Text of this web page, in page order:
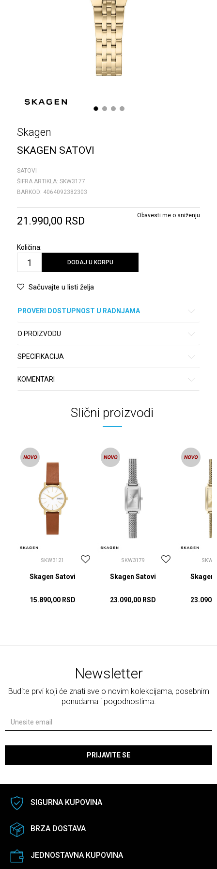
1 2 3 4
Skagen
SKAGEN SATOVI
SATOVI
ŠIFRA ARTIKLA: SKW3177
BARKOD: 4064092382303
21.990,00 RSD Obavesti me o sniženju
Količina:
DODAJ U KORPU
Sačuvajte u listi želja
PROVERI DOSTUPNOST U RADNJAMA
O PROIZVODU
SPECIFIKACIJA
KOMENTARI
Slični proizvodi
SKW3121
Skagen Satovi
15.890,00 RSD
SKW3179
Skagen Satovi
23.090,00 RSD
Skagen
Newsletter
Budite prvi koji će znati sve o novim kolekcijama, posebnim
ponudama i pogodnostima.
PRIJAVITE SE
SIGURNA KUPOVINA
BRZA DOSTAVA
JEDNOSTAVNA KUPOVINA